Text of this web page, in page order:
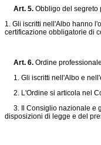
Art. 5. Obbligo del segreto
1. Gli iscritti nell'Albo hanno
certificazione obbligatorie di
Art. 6. Ordine
1. Gli iscritti nell'Albo e
2. L'Ordine si articola nel
3. Il Consiglio nazionale e
disposizioni di legge e del